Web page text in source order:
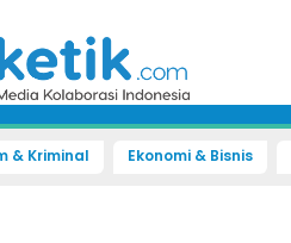
& Kriminal Ekonomi & Bisnis